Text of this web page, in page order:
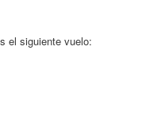
el siguiente vuelo: